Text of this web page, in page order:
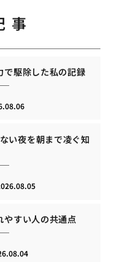
事
で駆除した私の記録
い夜を朝まで凌ぐ知
すい人の共通点